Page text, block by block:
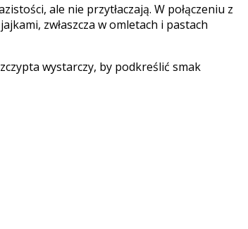
ale nie przytłaczają. W połączeniu z
zwłaszcza w omletach i pastach
wystarczy, by podkreślić smak